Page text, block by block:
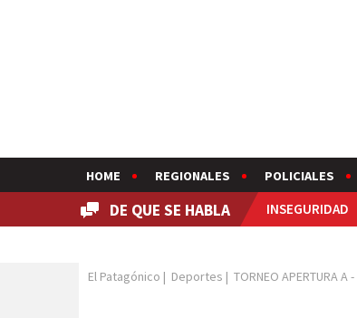
HOME REGIONALES POLICIALES
DE QUE SE HABLA INSEGURIDAD
El Patagónico | Deportes | TORNEO APERTURA A-